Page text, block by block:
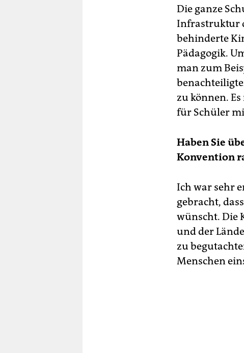
Die ganze
Infrastruktur
behinderte
Pädagogik.
man zum
zu können.
für Schüler
Haben Sie
Konvention
Ich war sehr
gebracht,
wünscht. Die
und der
zu
Menschen